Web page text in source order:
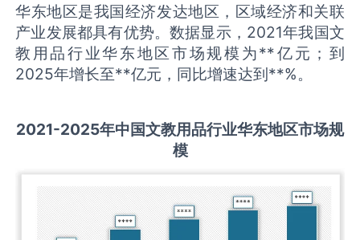
华东地区是我国经济发达地区，区域经济和关联
产业发展都具有优势。数据显示，2021年我国文
教用品行业华东地区市场规模为**亿元；到
2025年增长至**亿元，同比增速达到**%。
2021-2025年中国文教用品行业华东地区市场规
模